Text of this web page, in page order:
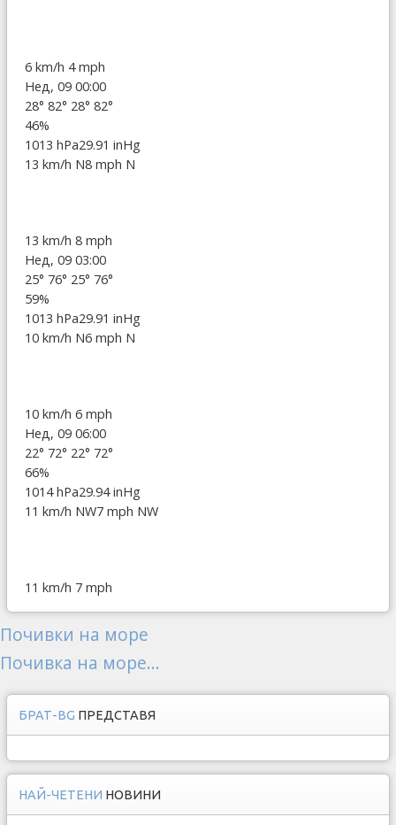
6 km/h 4 mph
Нед, 09 00:00
28° 82° 28° 82°
46%
1013 hPa29.91 inHg
13 km/h N8 mph N
13 km/h 8 mph
Нед, 09 03:00
25° 76° 25° 76°
59%
1013 hPa29.91 inHg
10 km/h N6 mph N
10 km/h 6 mph
Нед, 09 06:00
22° 72° 22° 72°
66%
1014 hPa29.94 inHg
11 km/h NW7 mph NW
11 km/h 7 mph
Почивки на море
Почивка на море...
БРАТ-BG ПРЕДСТАВЯ
НАЙ-ЧЕТЕНИ НОВИНИ